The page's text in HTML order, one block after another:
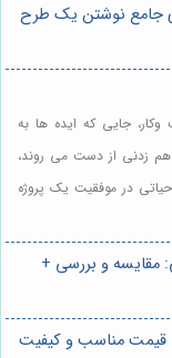
جامع نوشتن یک طرح
جایی که ایده ها به
زدنی از دست می روند،
در موفقیت یک پروژه
مقایسه و بررسی +
قیمت مناسب و کیفیت